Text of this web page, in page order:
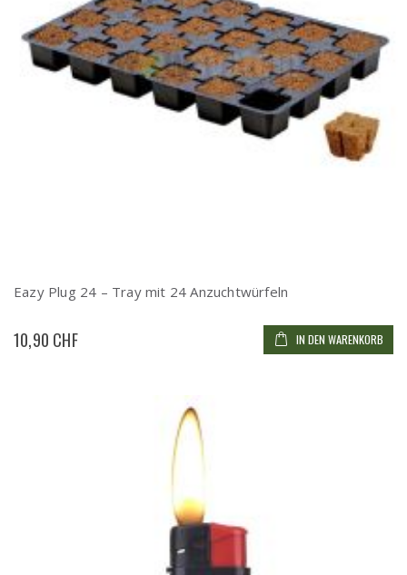
Eazy Plug 24 – Tray mit 24 Anzuchtwürfeln
10,90 CHF IN DEN WARENKORB